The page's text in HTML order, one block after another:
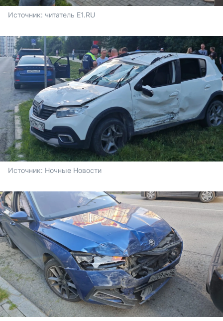
Источник: читатель E1.RU
Источник: Ночные Новости